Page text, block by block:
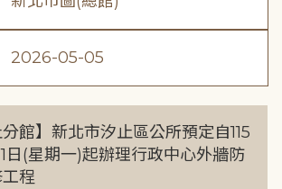
2026-05-05
分館】新北市汐止區公所預定自115
日(星期一)起辦理行政中心外牆防
程